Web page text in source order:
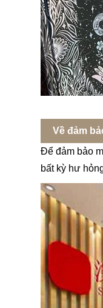
Về đảm
Để đảm bảo
bất kỳ hư